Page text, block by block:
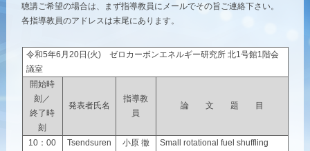
聴講ご希望の場合は、まず指導教員にメールでその旨ご連絡下さい。
各指導教員のアドレスは末尾にあります。
令和5年6月20日(火) ゼロカーボンエネルギー研究所 北1号館1階会
議室
開始時
刻／
終了時
刻
発表者氏名
指導教
員
論 文 題 目
10：00
Tsendsuren
小原 徹
Small rotational fuel shuffling